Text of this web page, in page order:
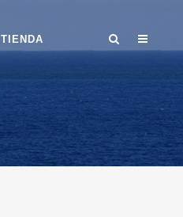
TIENDA